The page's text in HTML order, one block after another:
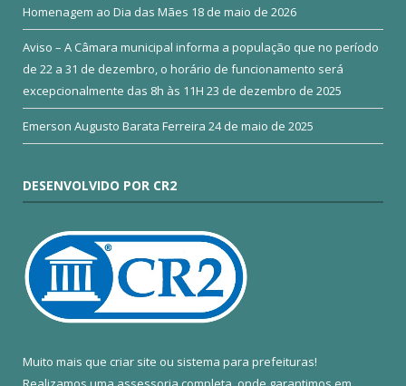
Homenagem ao Dia das Mães 18 de maio de 2026
Aviso – A Câmara municipal informa a população que no período
de 22 a 31 de dezembro, o horário de funcionamento será
excepcionalmente das 8h às 11H 23 de dezembro de 2025
Emerson Augusto Barata Ferreira 24 de maio de 2025
DESENVOLVIDO POR CR2
Muito mais que criar site ou sistema para prefeituras!